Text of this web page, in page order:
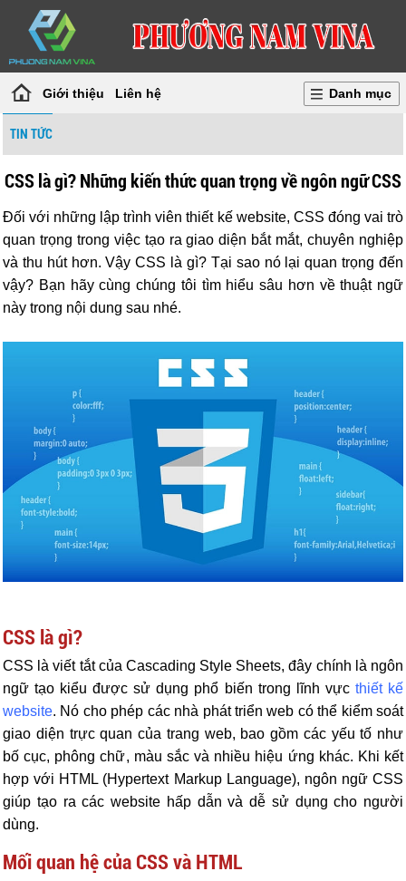
Giới thiệu Liên hệ Danh mục
TIN TỨC
CSS là gì? Những kiến thức quan trọng về ngôn ngữ CSS
Đối với những lập trình viên thiết kế website, CSS đóng vai trò
quan trọng trong việc tạo ra giao diện bắt mắt, chuyên nghiệp
và thu hút hơn.Vậy CSS là gì? Tại sao nó lại quan trọng đến
vậy? Bạn hãy cùng chúng tôi tìm hiểu sâu hơn về thuật ngữ
này trong nội dung sau nhé.
CSS là gì?
CSS là viết tắt của Cascading Style Sheets, đây chính là ngôn
ngữ tạo kiểu được sử dụng phổ biến trong lĩnh vực thiết kế
website. Nó cho phép các nhà phát triển web có thể kiểm soát
giao diện trực quan của trang web, bao gồm các yếu tố như
bố cục, phông chữ, màu sắc và nhiều hiệu ứng khác. Khi kết
hợp với HTML (Hypertext Markup Language), ngôn ngữ CSS
giúp tạo ra các website hấp dẫn và dễ sử dụng cho người
dùng.
Mối quan hệ của CSS và HTML